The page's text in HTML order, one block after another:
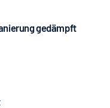
gedämpft